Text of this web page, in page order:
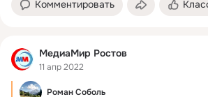
Комментировать
МедиаМир Ростов
11 апр 2022
Роман Соболь